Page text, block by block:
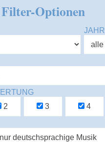
Filter-Optionen
JAHR
2 3 4
nur deutschsprachige Musik